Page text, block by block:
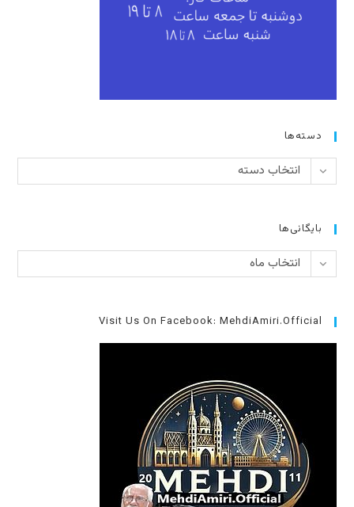
دسته‌ها
دسته‌ها انتخاب دسته
بایگانی‌ها
بایگانی‌هاانتخاب ماه
Visit Us On Facebook: MehdiAmiri.Official